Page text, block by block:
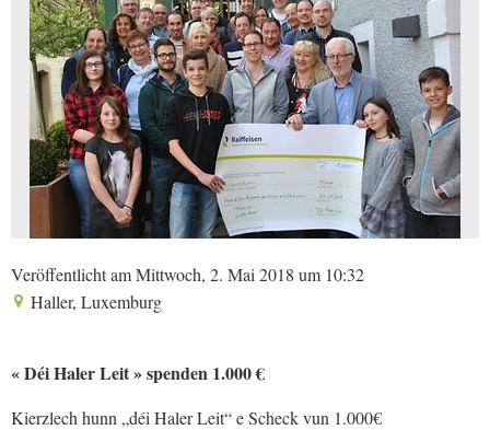
Veröffentlicht am Mittwoch, 2. Mai 2018 um 10:32
Haller, Luxemburg
« Déi Haler Leit » spenden 1.000 €
Kierzlech hunn „déi Haler Leit“ e Scheck vun 1.000€